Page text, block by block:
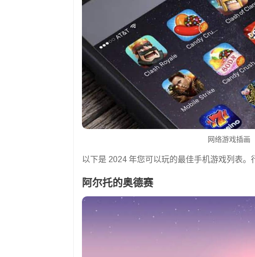
网络游戏插画
以下是 2024 年您可以玩的最佳手机游戏列表。
阿尔托的奥德赛